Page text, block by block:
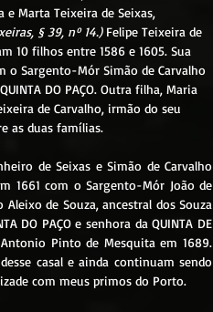
e Marta Teixeira de Seixas,
§ 39, nº 14.) Felipe Teixeira de
10 filhos entre 1586 e 1605. Sua
o Sargento-Mór Simão de Carvalho
DO PAÇO. Outra filha, Maria
de Carvalho, irmão do seu
as duas famílias.
1661 com o Sargento-Mór João de
Aleixo de Souza, ancestral dos Souza
DO PAÇO e senhora da QUINTA DE
Antonio Pinto de Mesquita em 1689.
casal e ainda continuam sendo
com meus primos do Porto.